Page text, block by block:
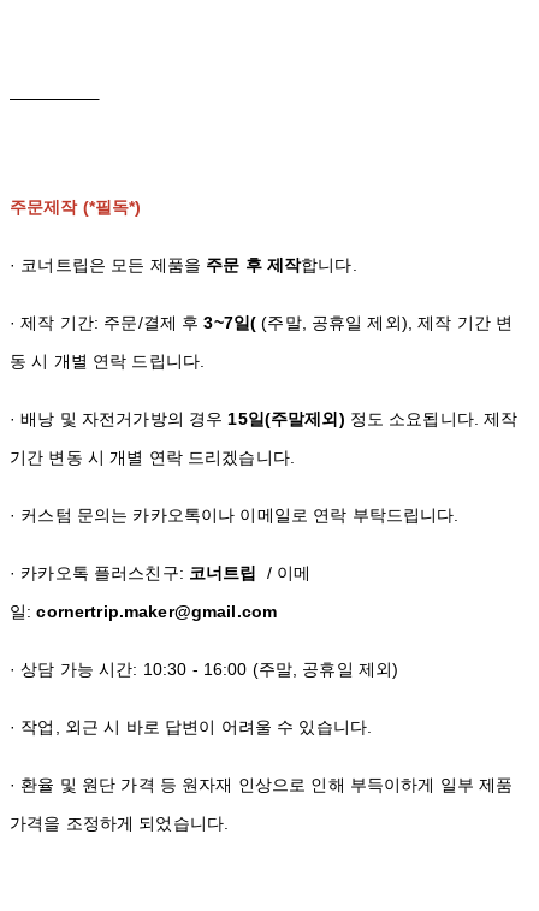
주문제작 (*필독*)
· 코너트립은 모든 제품을 주문 후 제작합니다.
· 제작 기간: 주문/결제 후3~7일( (주말, 공휴일 제외), 제작 기간 변
동 시 개별 연락 드립니다.
· 배낭 및 자전거가방의 경우 15일(주말제외) 정도 소요됩니다. 제작
기간 변동 시 개별 연락 드리겠습니다.
· 커스텀 문의는 카카오톡이나 이메일로 연락 부탁드립니다.
· 카카오톡 플러스친구: 코너트립
/ 이메
일:cornertrip.maker@gmail.com
· 상담 가능 시간: 10:30 - 16:00 (주말, 공휴일 제외)
· 작업, 외근 시 바로 답변이 어려울 수 있습니다.
· 환율 및 원단 가격 등 원자재 인상으로 인해 부득이하게 일부 제품
가격을 조정하게 되었습니다.